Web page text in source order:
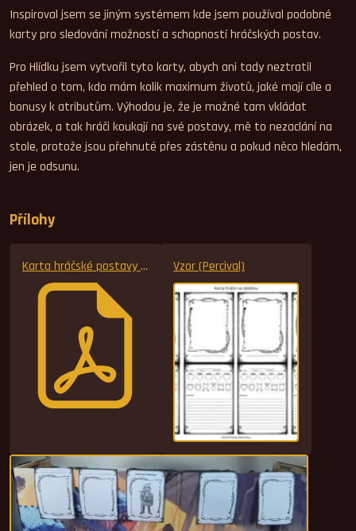
Inspiroval jsem se jiným systémem kde jsem používal podobné
karty pro sledování možností a schopností hráčských postav.
Pro Hlídku jsem vytvořil tyto karty, abych ani tady neztratil
přehled o tom, kdo mám kolik maximum životů, jaké mají cíle a
bonusy k atributům. Výhodou je, že je možné tam vkládat
obrázek, a tak hráči koukají na své postavy, mě to nezaclání na
stole, protože jsou přehnuté přes zástěnu a pokud něco hledám,
jen je odsunu.
Přílohy
Karta hráčské postavy přes zástěnu Vzor (Percival)